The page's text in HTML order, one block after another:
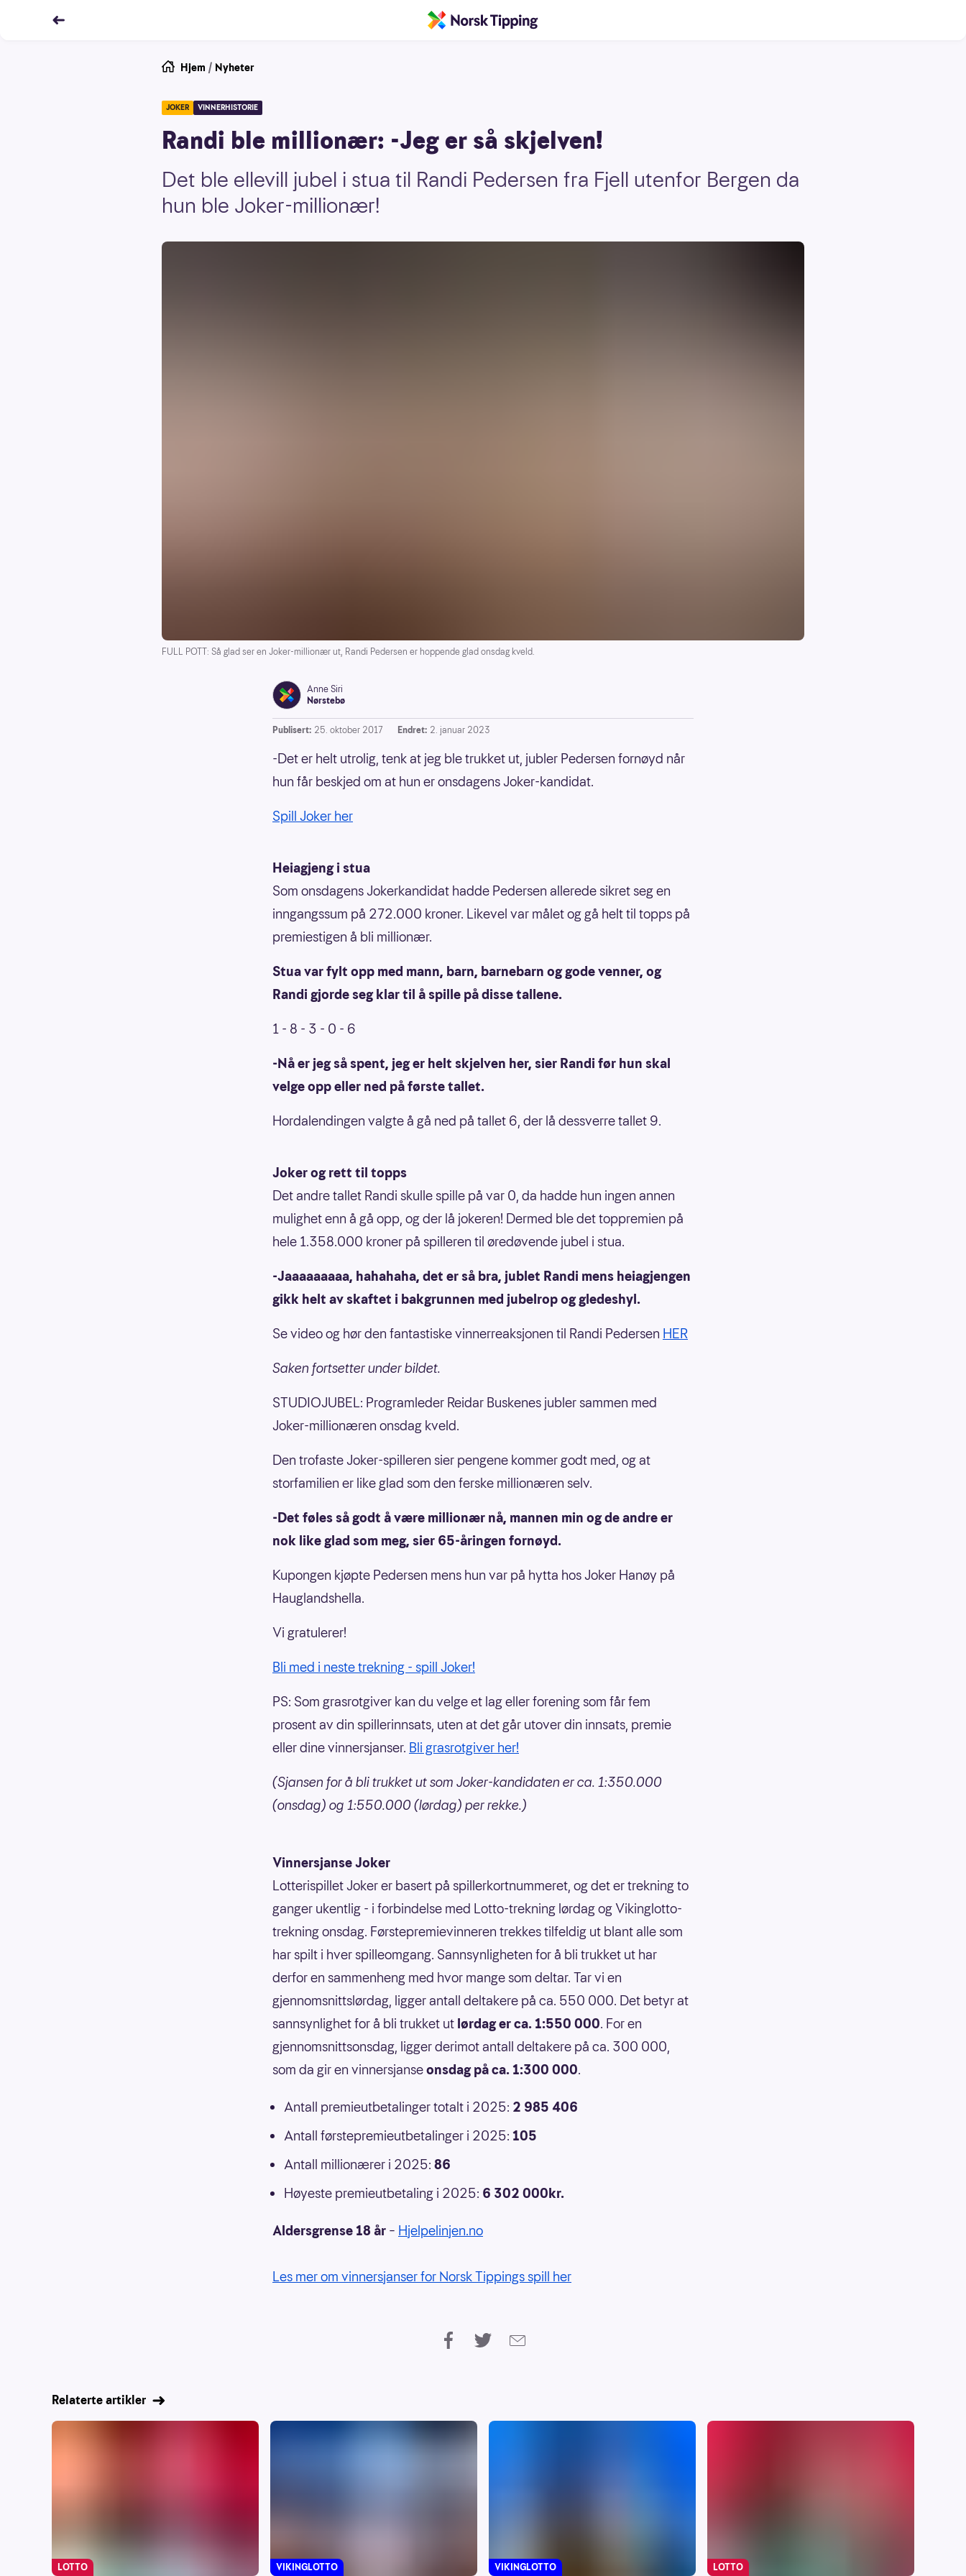
Hjem / Nyheter
JOKER VINNERHISTORIE
Randi ble millionær: -Jeg er så skjelven!
Det ble ellevill jubel i stua til Randi Pedersen fra Fjell utenfor Bergen da
hun ble Joker-millionær!
FULL POTT: Så glad ser en Joker-millionær ut, Randi Pedersen er hoppende glad onsdag kveld.
Anne Siri
Nørstebø
Publisert: 25. oktober 2017 Endret: 2. januar 2023
-Det er helt utrolig, tenk at jeg ble trukket ut, jubler Pedersen fornøyd når
hun får beskjed om at hun er onsdagens Joker-kandidat.
Spill Joker her
Heiagjeng i stua
Som onsdagens Jokerkandidat hadde Pedersen allerede sikret seg en
inngangssum på 272.000 kroner. Likevel var målet og gå helt til topps på
premiestigen å bli millionær.
Stua var fylt opp med mann, barn, barnebarn og gode venner, og
Randi gjorde seg klar til å spille på disse tallene.
1 - 8 - 3 - 0 - 6
-Nå er jeg så spent, jeg er helt skjelven her, sier Randi før hun skal
velge opp eller ned på første tallet.
Hordalendingen valgte å gå ned på tallet 6, der lå dessverre tallet 9.
Joker og rett til topps
Det andre tallet Randi skulle spille på var 0, da hadde hun ingen annen
mulighet enn å gå opp, og der lå jokeren! Dermed ble det toppremien på
hele 1.358.000 kroner på spilleren til øredøvende jubel i stua.
-Jaaaaaaaaa, hahahaha, det er så bra, jublet Randi mens heiagjengen
gikk helt av skaftet i bakgrunnen med jubelrop og gledeshyl.
Se video og hør den fantastiske vinnerreaksjonen til Randi Pedersen HER
Saken fortsetter under bildet.
STUDIOJUBEL: Programleder Reidar Buskenes jubler sammen med
Joker-millionæren onsdag kveld.
Den trofaste Joker-spilleren sier pengene kommer godt med, og at
storfamilien er like glad som den ferske millionæren selv.
-Det føles så godt å være millionær nå, mannen min og de andre er
nok like glad som meg, sier 65-åringen fornøyd.
Kupongen kjøpte Pedersen mens hun var på hytta hos Joker Hanøy på
Hauglandshella.
Vi gratulerer!
Bli med i neste trekning - spill Joker!
PS: Som grasrotgiver kan du velge et lag eller forening som får fem
prosent av din spillerinnsats, uten at det går utover din innsats, premie
eller dine vinnersjanser. Bli grasrotgiver her!
(Sjansen for å bli trukket ut som Joker-kandidaten er ca. 1:350.000
(onsdag) og 1:550.000 (lørdag) per rekke.)
Vinnersjanse Joker
Lotterispillet Joker er basert på spillerkortnummeret, og det er trekning to
ganger ukentlig - i forbindelse med Lotto-trekning lørdag og Vikinglotto-
trekning onsdag. Førstepremievinneren trekkes tilfeldig ut blant alle som
har spilt i hver spilleomgang. Sannsynligheten for å bli trukket ut har
derfor en sammenheng med hvor mange som deltar. Tar vi en
gjennomsnittslørdag, ligger antall deltakere på ca. 550 000. Det betyr at
sannsynlighet for å bli trukket ut lørdag er ca. 1:550 000. For en
gjennomsnittsonsdag, ligger derimot antall deltakere på ca. 300 000,
som da gir en vinnersjanseonsdag på ca. 1:300 000.
Antall premieutbetalinger totalt i 2025: 2 985 406
Antall førstepremieutbetalinger i 2025: 105
Antall millionærer i 2025: 86
Høyeste premieutbetaling i 2025: 6 302 000kr.
Aldersgrense 18 år – Hjelpelinjen.no
Les mer om vinnersjanser for Norsk Tippings spill her
Relaterte artikler
LOTTO VIKINGLOTTO VIKINGLOTTO LOTTO